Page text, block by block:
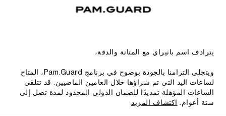
يترادف اسم بانيراي مع المتانة والدقة،
ويتجلى التزامنا بالجودة بوضوح في برنامج Pam.Guard، المتاح
لساعات اليد التي تم شراؤها خلال العامين الماضيين. قد تتلقى
الساعات المؤهلة تمديدًا للضمان الدولي المحدود لمدة تصل إلى
ستة أعوام.
اكتشاف المزيد